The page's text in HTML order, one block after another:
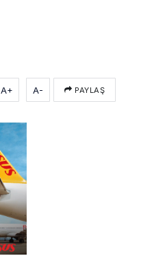
A+ A- PAYLAŞ